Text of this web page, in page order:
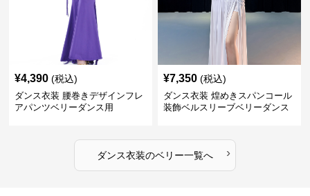
¥4,390 (税込)
ダンス衣装 腰巻きデザインフレ
アパンツベリーダンス用
¥7,350 (税込)
ダンス衣装 煌めきスパンコール
装飾ベルスリーブベリーダンス
ダンス衣装のベリー一覧へ ›